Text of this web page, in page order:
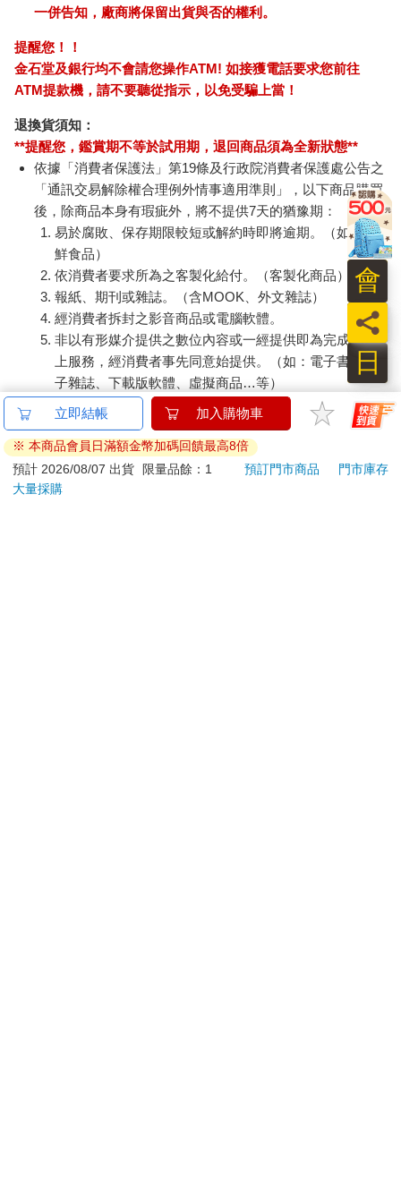
一併告知，廠商將保留出貨與否的權利。
提醒您！！
金石堂及銀行均不會請您操作ATM! 如接獲電話要求您前往
ATM提款機，請不要聽從指示，以免受騙上當！
退換貨須知：
**提醒您，鑑賞期不等於試用期，退回商品須為全新狀態**
依據「消費者保護法」第19條及行政院消費者保護處公告之
「通訊交易解除權合理例外情事適用準則」，以下商品購買
後，除商品本身有瑕疵外，將不提供7天的猶豫期：
易於腐敗、保存期限較短或解約時即將逾期。（如：生
鮮食品）
依消費者要求所為之客製化給付。（客製化商品）
報紙、期刊或雜誌。（含MOOK、外文雜誌）
經消費者拆封之影音商品或電腦軟體。
非以有形媒介提供之數位內容或一經提供即為完成之線
上服務，經消費者事先同意始提供。（如：電子書、電
子雜誌、下載版軟體、虛擬商品…等）
已拆封之個人衛生用品。（如：內衣褲、刮鬍刀、除毛
若非上列種類商品，均享有到貨7天的猶豫期（含例假
日）。
辦理退換貨時，商品（組合商品恕無法接受單獨退貨）必須
立即結帳 加入購物車
※ 本商品會員日滿額金幣加碼回饋最高8倍
預計 2026/08/07 出貨
限量品餘：1 預訂門市商品
門市庫存
大量採購
日
員
會